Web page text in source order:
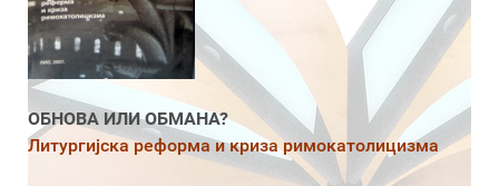
ОБНОВА ИЛИ ОБМАНА?
Литургијска реформа и криза римокатолицизма